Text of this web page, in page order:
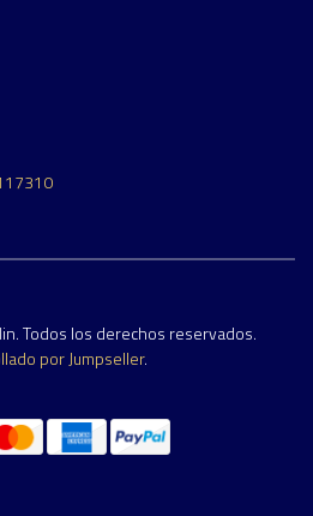
Todos los derechos reservados.
por Jumpseller.